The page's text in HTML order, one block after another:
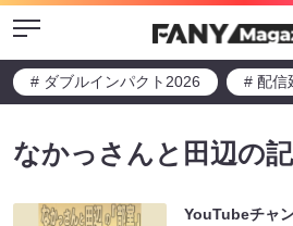
Menu
# ダブルインパクト2026 # 配信
なかっさんと田辺の
YouTubeチャ